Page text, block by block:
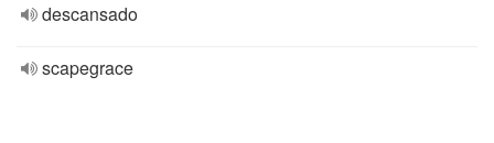
descansado
scapegrace